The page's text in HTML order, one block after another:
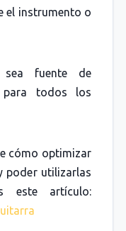
el instrumento o
sea fuente de
para todos los
cómo optimizar
poder utilizarlas
este artículo: